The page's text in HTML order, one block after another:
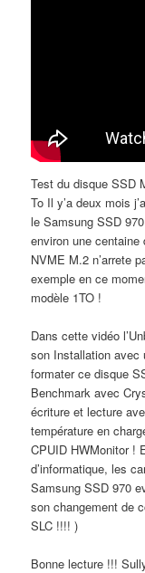
Test du disque SSD
To Il y’a deux mois
le Samsung SSD
environ une centaine
NVME M.2 n’arrete
exemple en ce
modèle 1TO !
Dans cette vidéo
son Installation avec
formater ce disque
Benchmark avec
écriture et lecture
température en
CPUID HWMonitor !
d’informatique, les
Samsung SSD 970
son changement de
SLC !!!! )
Bonne lecture !!!